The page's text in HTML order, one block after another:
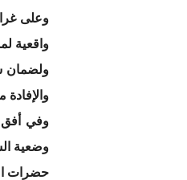
وعلى
واقعية
ولضمان
والإفادة من
وفي أفق
وضعية
حضرات